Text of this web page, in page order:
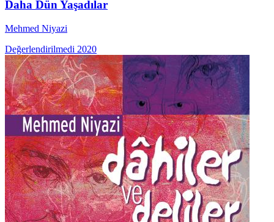
Daha Dün Yaşadılar
Mehmed Niyazi
Değerlendirilmedi 2020